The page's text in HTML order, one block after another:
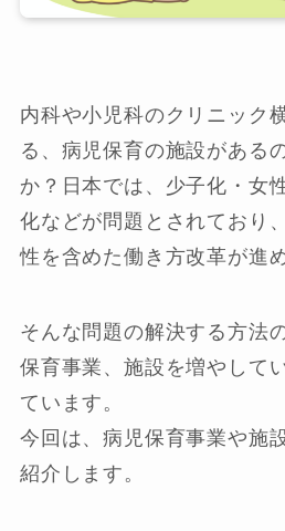
内科や小児科のクリニック
る、病児保育の施設がある
か？ 日本では、少子化・女
化などが問題とされており
性を含めた働き方改革が進
そんな問題の解決する方法
保育事業、施設を増やして
ています。
今回は、病児保育事業や施
紹介します。